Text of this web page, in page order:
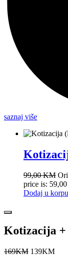
saznaj više
99,00KM
price is:
Dodaj u korpu
Kotizacija +
169KM 139KM